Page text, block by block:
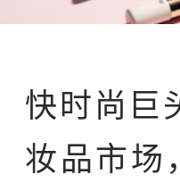
快时尚巨
妆品市场